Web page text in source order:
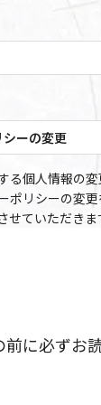
ーの変更
る個人情報の
ポリシーの変
ていただきま
前に必ずお